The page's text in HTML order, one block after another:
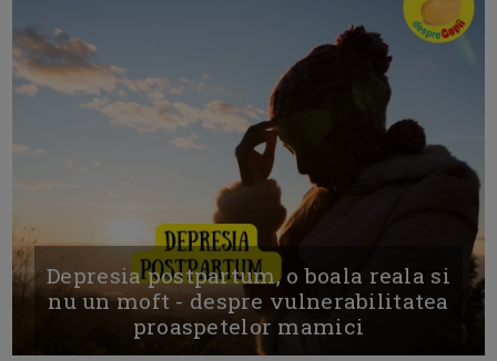
Depresia postpartum, o boala reala si
nu un moft - despre vulnerabilitatea
proaspetelor mamici